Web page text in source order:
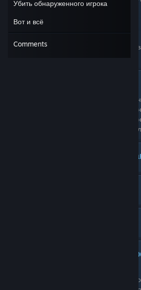
Убить обнаруженного игрока
Вот и всё
Comments
заданий.
Ежемесячно • 50.000 очков репутации
• Вы будете получать этот бонус каждые
10 выполненных заданий принесут
20 выполненных заданий принесут
50 выполненных заданий принесут
100 выполненных заданий принесут
Полный список ежедневных
Выжить на [2, 3, 4, 5] уровне на
Условия выполнения: Заработать